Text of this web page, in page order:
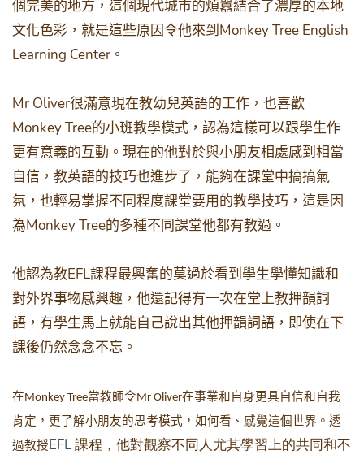
個完美的地方，這個現代城市的煩囂結合了濃厚的本地
文化色彩，就是這些原因令他來到 Monkey Tree English
Learning Center 。
Mr Oliver很滿意現在教幼兒英語的工作，也喜歡
Monkey Tree的小班教學模式，認為這樣可以跟學生作
更有意義的互動。現在的他對於與小朋友相處感到相當
自信，教英語的技巧也進步了，能夠在課堂中搞搞氣
氛，也輕易掌握不同程度課堂要用的教學技巧，這是因
為Monkey Tree的多種不同課堂他都有教過。
他認為教EFL課程最興奮的莫過於看到學生學懂知識和
對外界事物感興趣，他還記得有一次在堂上教押韻詞
語，有學生馬上就能自己說出其他押韻詞語，即使在下
課後仍然念念不忘。
在Monkey Tree當教師令Mr Oliver在事業和自身更具自信和自我
肯定，更了解小朋友的思考模式，如何看、感覺這個世界。透
過教授EFL 課程，他對觀察不同人尤其學習上的共同和不